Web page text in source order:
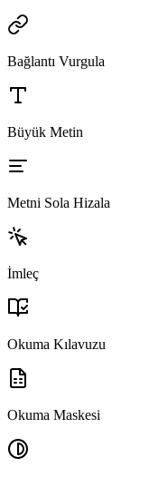
Bağlantı Vurgula
Büyük Metin
Metni Sola Hizala
İmleç
Okuma Kılavuzu
Okuma Maskesi